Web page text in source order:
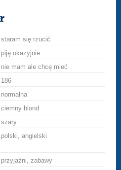
staram się rzucić
piję okazyjnie
nie mam ale chcę mieć
186
normalna
ciemny blond
szary
polski, angielski
przyjaźni, zabawy